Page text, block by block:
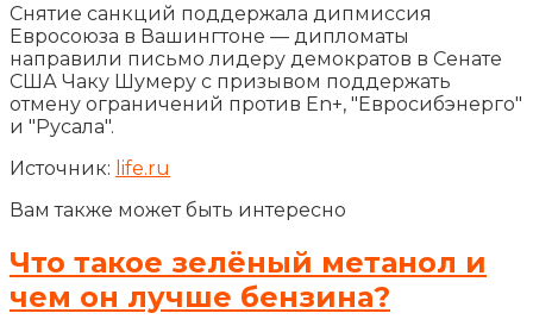
Снятие санкций поддержала дипмиссия
Евросоюза в Вашингтоне — дипломаты
направили письмо лидеру демократов в Сенате
США Чаку Шумеру с призывом поддержать
отмену ограничений против En+, "Евросибэнерго"
и "Русала".
Источник: life.ru
Вам также может быть интересно
Что такое зелёный метанол и
чем он лучше бензина?